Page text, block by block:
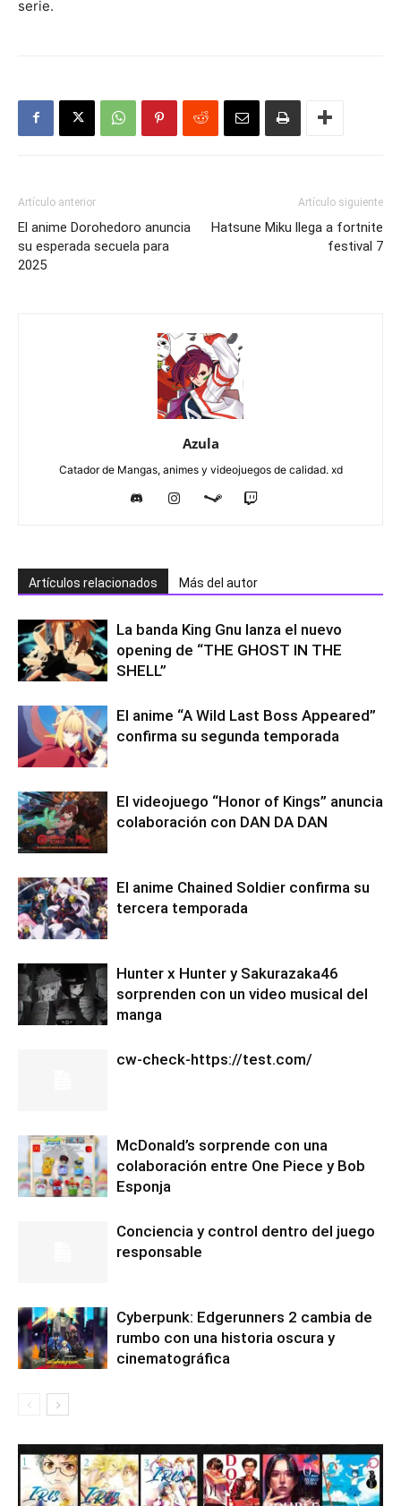
serie.
Artículo anterior
El anime Dorohedoro anuncia
su esperada secuela para
2025
Artículo siguiente
Hatsune Miku llega a fortnite
festival 7
Azula
Catador de Mangas, animes y videojuegos de calidad. xd
Artículos relacionados Más del autor
La banda King Gnu lanza el nuevo
opening de “THE GHOST IN THE
SHELL”
El anime “A Wild Last Boss Appeared”
confirma su segunda temporada
El videojuego “Honor of Kings” anuncia
colaboración con DAN DA DAN
El anime Chained Soldier confirma su
tercera temporada
Hunter x Hunter y Sakurazaka46
sorprenden con un video musical del
manga
cw-check-https://test.com/
McDonald’s sorprende con una
colaboración entre One Piece y Bob
Esponja
Conciencia y control dentro del juego
responsable
Cyberpunk: Edgerunners 2 cambia de
rumbo con una historia oscura y
cinematográfica